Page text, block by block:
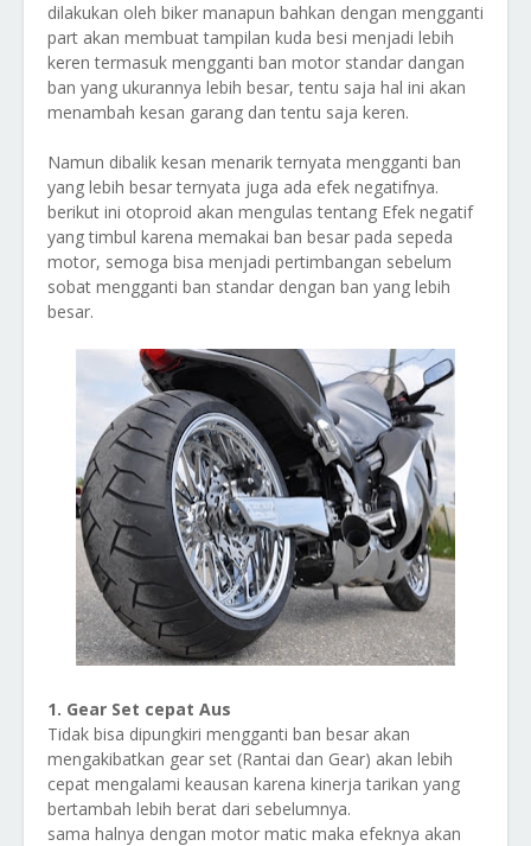
dilakukan oleh biker manapun bahkan dengan mengganti
part akan membuat tampilan kuda besi menjadi lebih
keren termasuk mengganti ban motor standar dangan
ban yang ukurannya lebih besar, tentu saja hal ini akan
menambah kesan garang dan tentu saja keren.
Namun dibalik kesan menarik ternyata mengganti ban
yang lebih besar ternyata juga ada efek negatifnya.
berikut ini otoproid akan mengulas tentang Efek negatif
yang timbul karena memakai ban besar pada sepeda
motor, semoga bisa menjadi pertimbangan sebelum
sobat mengganti ban standar dengan ban yang lebih
besar.
1. Gear Set cepat Aus
Tidak bisa dipungkiri mengganti ban besar akan
mengakibatkan gear set (Rantai dan Gear) akan lebih
cepat mengalami keausan karena kinerja tarikan yang
bertambah lebih berat dari sebelumnya.
sama halnya dengan motor matic maka efeknya akan